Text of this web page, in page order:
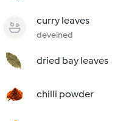
curry leaves
deveined
dried bay leaves
chilli powder